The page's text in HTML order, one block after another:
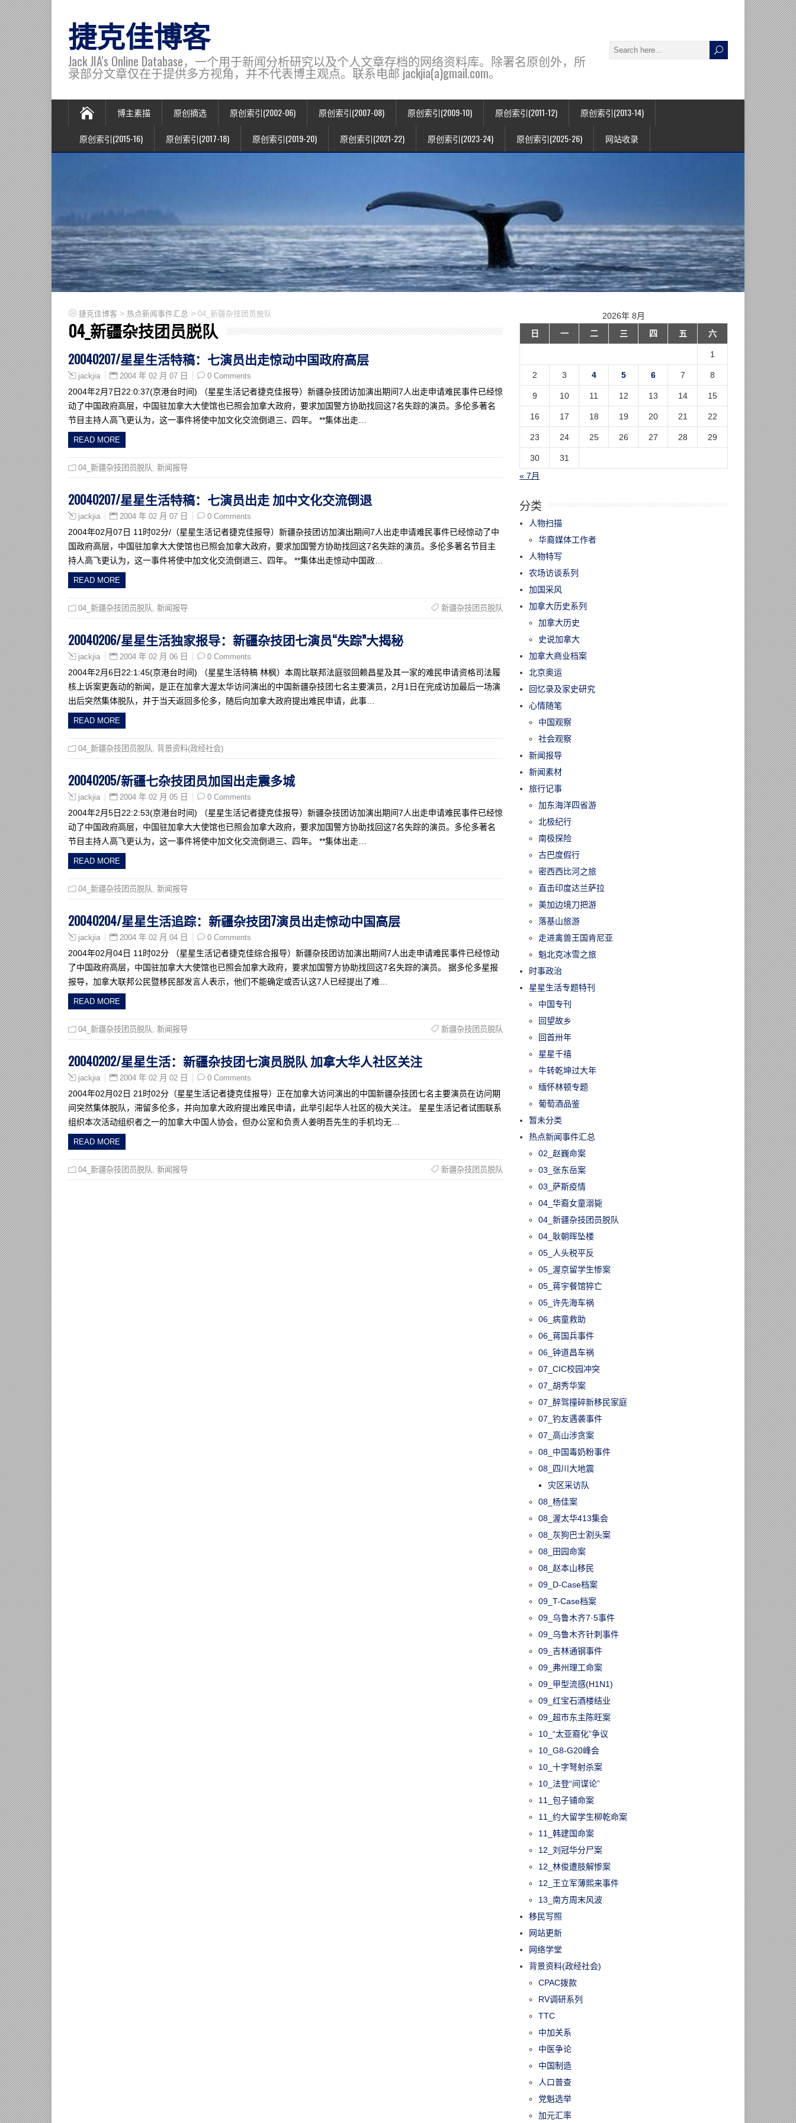
捷克佳博客
Jack JIA's Online Database，一个用于新闻分析研究以及个人文章存档的网络资料库。除署名原创外，所
录部分文章仅在于提供多方视角，并不代表博主观点。联系电邮 jackjia(a)gmail.com。
博主素描 原创摘选 原创索引(2002-06) 原创索引(2007-08) 原创索引(2009-10) 原创索引(2011-12) 原创索引(2013-14)
原创索引(2015-16) 原创索引(2017-18) 原创索引(2019-20) 原创索引(2021-22) 原创索引(2023-24) 原创索引(2025-26) 网站收录
捷克佳博客 > 热点新闻事件汇总 > 04_新疆杂技团员脱队
04_新疆杂技团员脱队
20040207/星星生活特稿：七演员出走惊动中国政府高层
jackjia 2004 年 02 月 07 日 0 Comments
2004年2月7日22:0:37(京港台时间) （星星生活记者捷克佳报导）新疆杂技团访加演出期间7人出走申请难民事件已经惊
动了中国政府高层，中国驻加拿大大使馆也已照会加拿大政府，要求加国警方协助找回这7名失踪的演员。多伦多著名
节目主持人高飞更认为，这一事件将使中加文化交流倒退三、四年。 **集体出走…
READ MORE
04_新疆杂技团员脱队 新闻报导
20040207/星星生活特稿：七演员出走 加中文化交流倒退
jackjia 2004 年 02 月 07 日 0 Comments
2004年02月07日 11时02分/（星星生活记者捷克佳报导）新疆杂技团访加演出期间7人出走申请难民事件已经惊动了中
国政府高层，中国驻加拿大大使馆也已照会加拿大政府，要求加国警方协助找回这7名失踪的演员。多伦多著名节目主
持人高飞更认为，这一事件将使中加文化交流倒退三、四年。 **集体出走惊动中国政…
READ MORE
04_新疆杂技团员脱队 新闻报导 新疆杂技团员脱队
20040206/星星生活独家报导：新疆杂技团七演员“失踪”大揭秘
jackjia 2004 年 02 月 06 日 0 Comments
2004年2月6日22:1:45(京港台时间) （星星生活特稿 林枫）本周比联邦法庭驳回赖昌星及其一家的难民申请资格司法履
核上诉案更轰动的新闻，是正在加拿大渥太华访问演出的中国新疆杂技团七名主要演员，2月1日在完成访加最后一场演
出后突然集体脱队，并于当天返回多伦多，随后向加拿大政府提出难民申请，此事…
READ MORE
04_新疆杂技团员脱队 背景资料(政经社会)
20040205/新疆七杂技团员加国出走震多城
jackjia 2004 年 02 月 05 日 0 Comments
2004年2月5日22:2:53(京港台时间) （星星生活记者捷克佳报导）新疆杂技团访加演出期间7人出走申请难民事件已经惊
动了中国政府高层，中国驻加拿大大使馆也已照会加拿大政府，要求加国警方协助找回这7名失踪的演员。多伦多著名
节目主持人高飞更认为，这一事件将使中加文化交流倒退三、四年。 **集体出走…
READ MORE
04_新疆杂技团员脱队 新闻报导
20040204/星星生活追踪：新疆杂技团7演员出走惊动中国高层
jackjia 2004 年 02 月 04 日 0 Comments
2004年02月04日 11时02分 （星星生活记者捷克佳综合报导）新疆杂技团访加演出期间7人出走申请难民事件已经惊动
了中国政府高层，中国驻加拿大大使馆也已照会加拿大政府，要求加国警方协助找回这7名失踪的演员。 据多伦多星报
报导，加拿大联邦公民暨移民部发言人表示，他们不能确定或否认这7人已经提出了难…
READ MORE
04_新疆杂技团员脱队 新闻报导 新疆杂技团员脱队
20040202/星星生活：新疆杂技团七演员脱队 加拿大华人社区关注
jackjia 2004 年 02 月 02 日 0 Comments
2004年02月02日 21时02分（星星生活记者捷克佳报导）正在加拿大访问演出的中国新疆杂技团七名主要演员在访问期
间突然集体脱队，滞留多伦多，并向加拿大政府提出难民申请，此举引起华人社区的极大关注。 星星生活记者试图联系
组织本次活动组织者之一的加拿大中国人协会，但办公室和负责人姜明吾先生的手机均无…
READ MORE
04_新疆杂技团员脱队 新闻报导 新疆杂技团员脱队
2026年 8月
日
一 二 三 四 五 六
1
2 3 4 5 6 7 8
9 10 11 12 13 14 15
16 17 18 19 20 21 22
23 24 25 26 27 28 29
30
31
« 7月
分类
人物扫描
华裔媒体工作者
人物特写
农场访谈系列
加国采风
加拿大历史系列
加拿大历史
史说加拿大
加拿大商业档案
北京奥运
回忆录及家史研究
心情随笔
中国观察
社会观察
新闻报导
新闻素材
旅行记事
加东海洋四省游
北极纪行
南极探险
古巴度假行
密西西比河之旅
直击印度达兰萨拉
美加边境刀把游
落基山旅游
走进禽兽王国肯尼亚
魁北克冰雪之旅
时事政治
星星生活专题特刊
中国专刊
回望故乡
回首卅年
星星千禧
牛转乾坤过大年
缅怀林顿专题
葡萄酒品鉴
暂未分类
热点新闻事件汇总
02_赵巍命案
03_张东岳案
03_萨斯疫情
04_华裔女童溺毙
04_新疆杂技团员脱队
04_耿朝晖坠楼
05_人头税平反
05_渥京留学生惨案
05_蒋宇餐馆猝亡
05_许先海车祸
06_病童救助
06_蒋国兵事件
06_钟道昌车祸
07_CIC校园冲突
07_胡秀华案
07_醉驾撞碎新移民家庭
07_钓友遇袭事件
07_高山涉贪案
08_中国毒奶粉事件
08_四川大地震
灾区采访队
08_杨佳案
08_渥太华413集会
08_灰狗巴士割头案
08_田园命案
08_赵本山移民
09_D-Case档案
09_T-Case档案
09_乌鲁木齐7·5事件
09_乌鲁木齐针刺事件
09_吉林通钢事件
09_弗州理工命案
09_甲型流感(H1N1)
09_红宝石酒楼结业
09_超市东主陈旺案
10_“太亚裔化”争议
10_G8-G20峰会
10_十字弩射杀案
10_法登“间谍论”
11_包子铺命案
11_约大留学生柳乾命案
11_韩建国命案
12_刘冠华分尸案
12_林俊遭肢解惨案
12_王立军薄熙来事件
13_南方周末风波
移民写照
网站更新
网络学堂
背景资料(政经社会)
CPAC拨款
RV调研系列
TTC
中加关系
中医争论
中国制造
人口普查
党魁选举
加元汇率